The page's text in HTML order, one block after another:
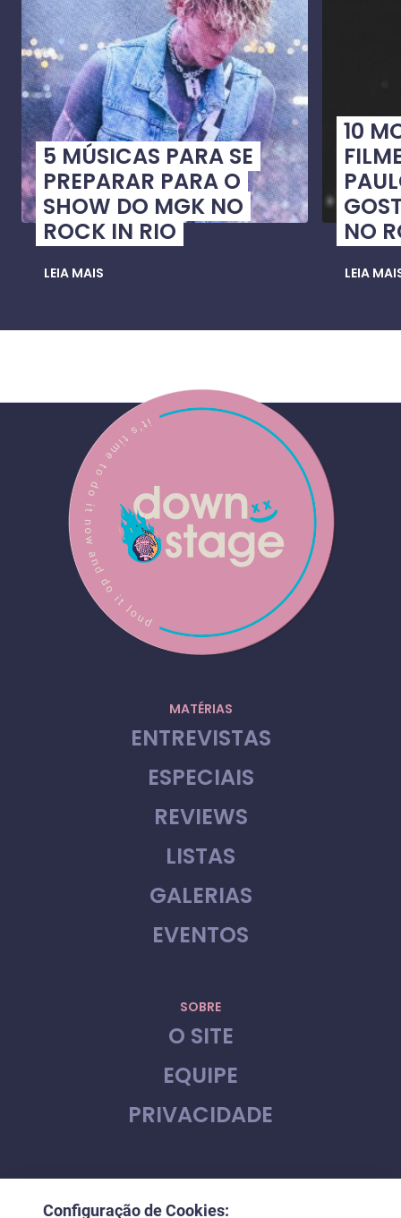
5 MÚSICAS PARA SE
PREPARAR PARA O
SHOW DO MGK NO
ROCK IN RIO
LEIA MAIS
10
NO
LEIA
MATÉRIAS
ENTREVISTAS
ESPECIAIS
REVIEWS
LISTAS
GALERIAS
EVENTOS
SOBRE
O SITE
EQUIPE
PRIVACIDADE
Configuração de Cookies: